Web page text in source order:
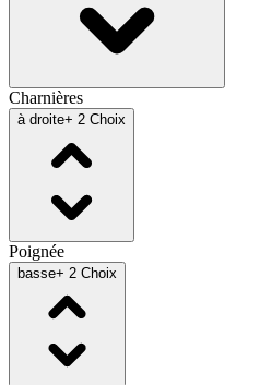
Charnières
à droite+ 2 Choix
Poignée
basse+ 2 Choix